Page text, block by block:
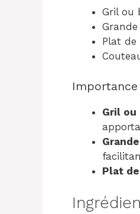
Gril ou
Plat de
Gril ou
Plat